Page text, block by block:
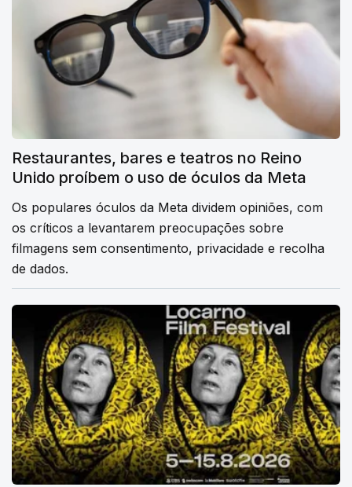
Restaurantes, bares e teatros no Reino
Unido proíbem o uso de óculos da Meta
Os populares óculos da Meta dividem opiniões, com
os críticos a levantarem preocupações sobre
filmagens sem consentimento, privacidade e recolha
de dados.